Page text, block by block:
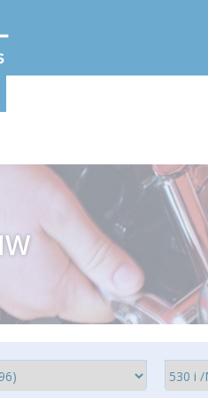
Понедельник-пятница 9:00